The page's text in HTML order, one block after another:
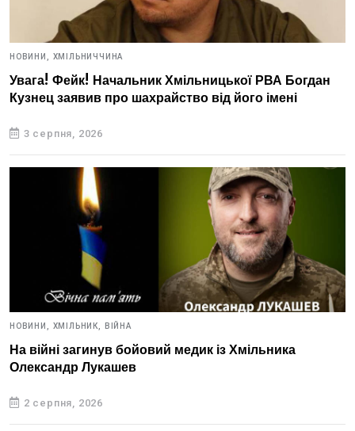
НОВИНИ, ХМІЛЬНИЧЧИНА
Увага! Фейк! Начальник Хмільницької РВА Богдан
Кузнец заявив про шахрайство від його імені
3 серпня, 2026
НОВИНИ, ХМІЛЬНИК, ВІЙНА
На війні загинув бойовий медик із Хмільника
Олександр Лукашев
2 серпня, 2026